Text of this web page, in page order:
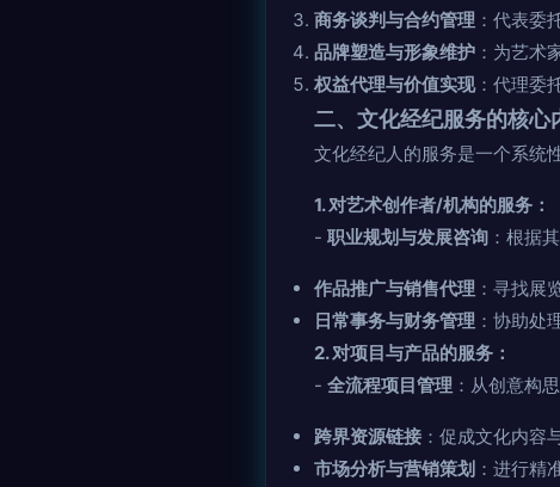
商务谈判与合约管理 ：代表委
品牌塑造与形象维护 ：为艺术
权益代理与价值实现：代理委
二、文化经纪服务的核心
文化经纪人的服务是一个系统
1. 对艺术创作者/机构的服务：
- 职业规划与发展咨询 ：根据
作品推广与销售代理 ：寻找展
日常事务与财务管理 ：协助处
2. 对项目与产品的服务：
- 全流程项目管理 ：从创意构
跨界资源链接 ：促成文化内容
市场分析与营销策划 ：进行精